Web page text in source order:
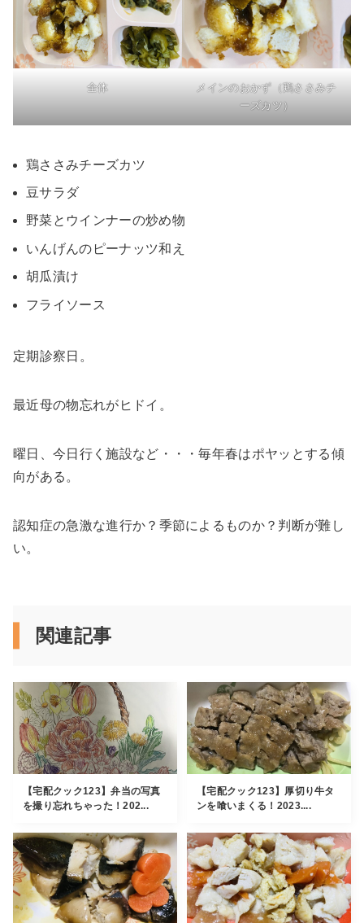
全体
メインのおかず（鶏ささみチ
ーズカツ）
鶏ささみチーズカツ
豆サラダ
野菜とウインナーの炒め物
いんげんのピーナッツ和え
胡瓜漬け
フライソース
定期診察日。
最近母の物忘れがヒドイ。
曜日、今日行く施設など・・・毎年春はポヤッとする傾
向がある。
認知症の急激な進行か？季節によるものか？判断が難し
い。
関連記事
【宅配クック123】弁当の写真
を撮り忘れちゃった！202...
【宅配クック123】厚切り牛タ
ンを喰いまくる！2023....